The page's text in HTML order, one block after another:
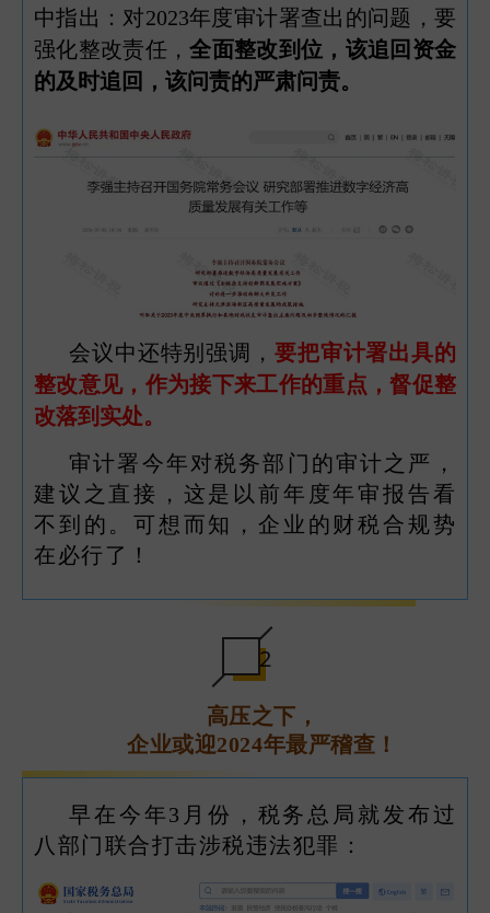
中指出：对2023年度审计署查出的问题，要
强化整改责任，全面整改到位，该追回资金
的及时追回，该问责的严肃问责。
会议中还特别强调， 要把审计署出具的
整改意见，作为接下来工作的重点，督促整
改落到实处。
审计署今年对税务部门的审计之严，
建议之直接，这是以前年度年审报告看
不到的。可想而知，企业的财税合规势
在必行了！
2
高压之下，
企业或迎2024年最严稽查！
早在今年3月份，税务总局就发布过
八部门联合打击涉税违法犯罪：